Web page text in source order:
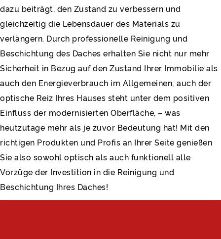
dazu beiträgt, den Zustand zu verbessern und
gleichzeitig die Lebensdauer des Materials zu
verlängern. Durch professionelle Reinigung und
Beschichtung des Daches erhalten Sie nicht nur mehr
Sicherheit in Bezug auf den Zustand Ihrer Immobilie als
auch den Energieverbrauch im Allgemeinen; auch der
optische Reiz Ihres Hauses steht unter dem positiven
Einfluss der modernisierten Oberfläche, – was
heutzutage mehr als je zuvor Bedeutung hat! Mit den
richtigen Produkten und Profis an Ihrer Seite genießen
Sie also sowohl optisch als auch funktionell alle
Vorzüge der Investition in die Reinigung und
Beschichtung Ihres Daches!